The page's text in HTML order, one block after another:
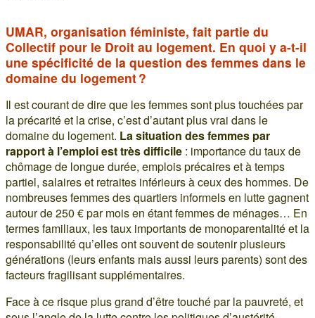
UMAR, organisation féministe, fait partie du
Collectif pour le Droit au logement. En quoi y a-t-il
une spécificité de la question des femmes dans le
domaine du logement ?
Il est courant de dire que les femmes sont plus touchées par
la précarité et la crise, c’est d’autant plus vrai dans le
domaine du logement. La situation des femmes par
rapport à l’emploi est très difficile : importance du taux de
chômage de longue durée, emplois précaires et à temps
partiel, salaires et retraites inférieurs à ceux des hommes. De
nombreuses femmes des quartiers informels en lutte gagnent
autour de 250 € par mois en étant femmes de ménages… En
termes familiaux, les taux importants de monoparentalité et la
responsabilité qu’elles ont souvent de soutenir plusieurs
générations (leurs enfants mais aussi leurs parents) sont des
facteurs fragilisant supplémentaires.
Face à ce risque plus grand d’être touché par la pauvreté, et